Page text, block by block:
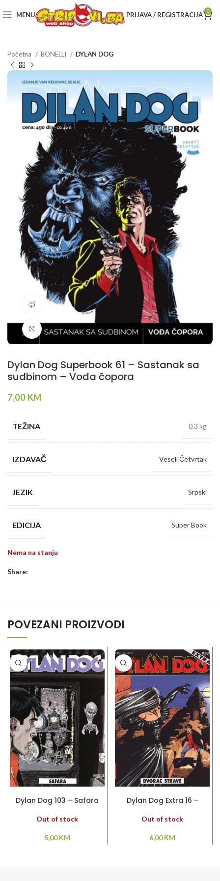
MENU PRIJAVA / REGISTRACIJA 0
Početna BONELLI DYLAN DOG
360 product view
Klikni da povečaš
Dylan Dog Superbook 61 – Sastanak sa
sudbinom – Vođa čopora
7,00 KM
TEŽINA 0,3 kg
IZDAVAČ Veseli Četvrtak
JEZIK Srpski
EDICIJA Super Book
Nema na stanju
Share:
POVEZANI PROIZVODI
Dylan Dog 103 – Safara
Out of stock
5,00KM
Dylan Dog Extra 16 –
Out of stock
6,00KM